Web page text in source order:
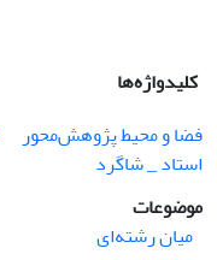
کلیدواژه‌ها
فضا و محیط پژوهش‌محور
استاد _ ‌شاگرد
موضوعات
میان رشته‌ای